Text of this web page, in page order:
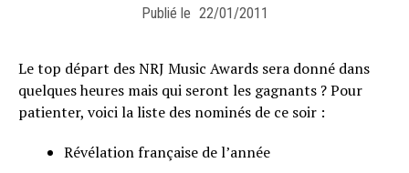
Publié le 22/01/2011
Le top départ des NRJ Music Awards sera donné dans
quelques heures mais qui seront les gagnants ? Pour
patienter, voici la liste des nominés de ce soir :
Révélation française de l’année